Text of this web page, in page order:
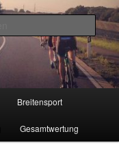
Breitensport
Gesamtwertung